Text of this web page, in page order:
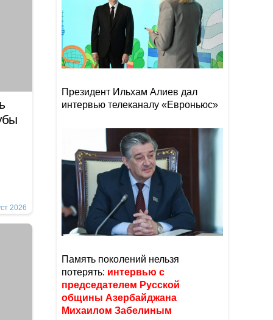
2026
Президент Ильхам Алиев дал
интервью телеканалу «Евроньюс»
Память поколений нельзя
потерять: интервью с
председателем Русской
общины Азербайджана
Михаилом Забелиным